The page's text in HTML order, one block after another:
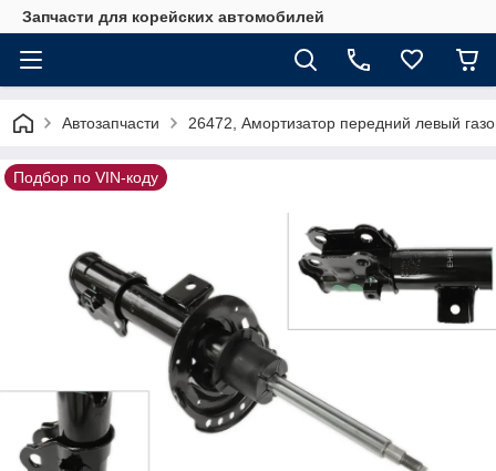
Запчасти для корейских автомобилей
Автозапчасти 26472, Амортизатор передний левый
Подбор по VIN-коду